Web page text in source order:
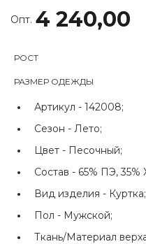
Опт. 4 240,00
РОСТ
РАЗМЕР ОДЕЖДЫ
Артикул - 142008;
Сезон - Лето;
Цвет - Песочный;
Состав - 65% ПЭ, 35%
Вид изделия - Куртка;
Пол - Мужской;
Ткань/Материал